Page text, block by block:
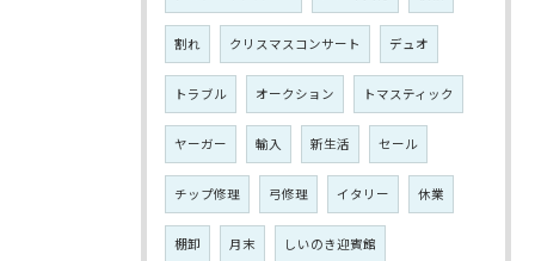
割れ クリスマスコンサート デュオ
トラブル オークション トマスティック
ヤーガー 輸入 新生活 セール
チップ修理 弓修理 イタリー 休業
棚卸 月末 しいのき迎賓館